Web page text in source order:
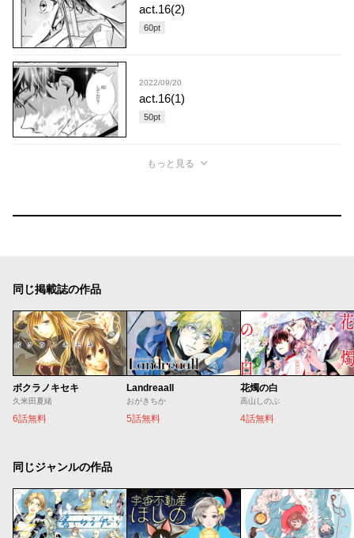
act.16(2)
60pt
2022/09/20
act.16(1)
50pt
もっと見る
同じ掲載誌の作品
ボクラノキセキ
久米田夏緒
6話無料
Landreaall
おがきちか
5話無料
花燭の白
高山しのぶ
4話無料
同じジャンルの作品